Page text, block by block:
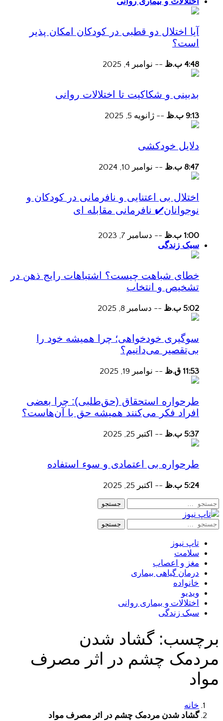
آیا اختلال دو قطبی در کودکان امکان پذیر
است؟
4:48 ب.ظ -- نوامبر 4, 2025
بدبینی و شکاکیت تا اختلالات روانی
9:13 ب.ظ -- ژانویه 5, 2025
دلایل خودکشی
8:47 ب.ظ -- نوامبر 10, 2024
اختلال بی اعتنایی و نافرمانی در کودکان و
نوجوانان✔️ نافرمانی مقابله ای
1:00 ب.ظ -- دسامبر 7, 2023
سبک زندگی
خطای شباهت چیست؟ اشتباهات رایج ذهن در
تشخیص و انتخاب
5:02 ب.ظ -- دسامبر 8, 2025
سوگیری خودخواهی؛ چرا همیشه خود را
بی‌تقصیر می‌دانیم؟
11:53 ق.ظ -- نوامبر 19, 2025
طرحواره استحقاق (حق‌طلبی): چرا بعضی
افراد فکر می‌کنند همیشه حق با آن‌هاست؟
5:37 ب.ظ -- اکتبر 25, 2025
طرحواره بی اعتمادی و سوء استفاده
5:24 ب.ظ -- اکتبر 25, 2025
جستجو
جستجو
تاپ نیوز
سلامت
مغز و اعصاب
درمان گیاهی بیماری
خانواده
ویدیو
اختلالات و بیماری روانی
سبک زندگی
برچسب:گشاد شدن
مردمک چشم در اثر مصرف
مواد
خانه
گشاد شدن مردمک چشم در اثر مصرف مواد